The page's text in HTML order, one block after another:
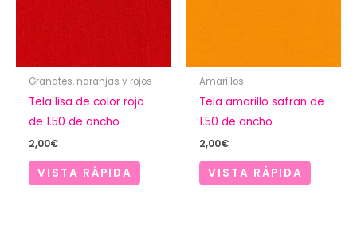
Granates. naranjas y rojos
Tela lisa de color rojo
de 1.50 de ancho
2,00€
VISTA RÁPIDA
Amarillos
Tela amarillo safran de
1.50 de ancho
2,00€
VISTA RÁPIDA